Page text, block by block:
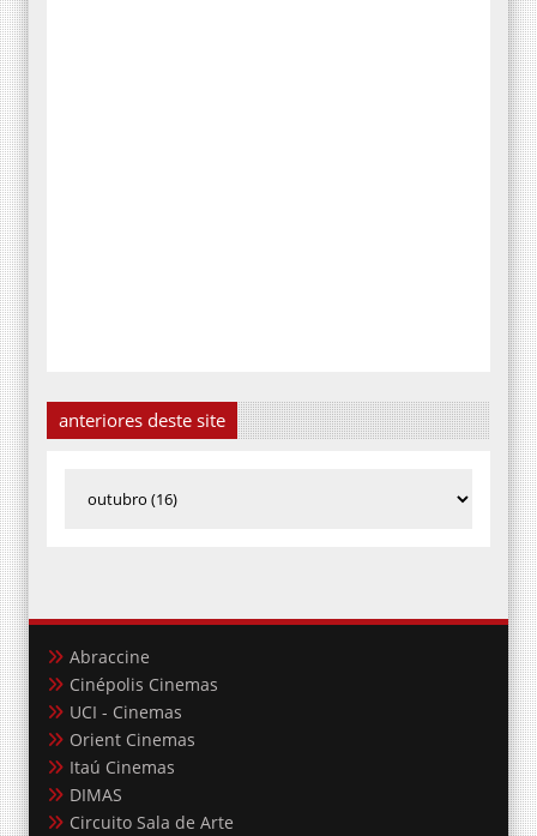
anteriores deste site
Abraccine
Cinépolis Cinemas
UCI - Cinemas
Orient Cinemas
Itaú Cinemas
DIMAS
Circuito Sala de Arte